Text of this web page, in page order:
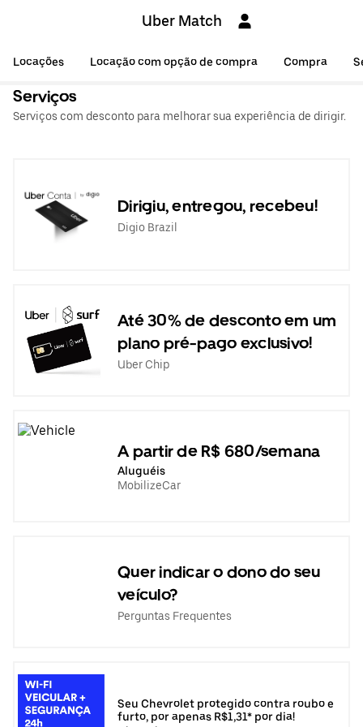
Uber Match
Locações Locação com opção de compra Compra
Serviços
Serviços com desconto para melhorar sua experiência de dirigir.
Dirigiu, entregou, recebeu!
Digio Brazil
Até 30% de desconto em um
plano pré-pago exclusivo!
Uber Chip
A partir de R$ 680/semana
Aluguéis
MobilizeCar
Quer indicar o dono do seu
veículo?
Perguntas Frequentes
Seu Chevrolet protegido contra roubo e
furto, por apenas R$1,31* por dia!